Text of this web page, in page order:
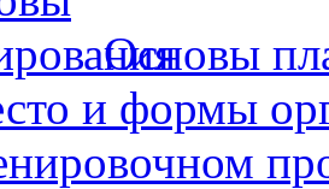
Основы
и формы